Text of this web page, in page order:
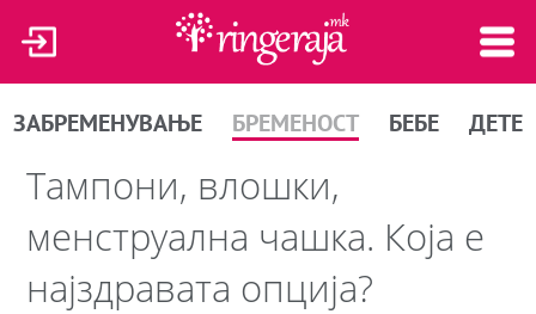
ЗАБРЕМЕНУВАЊЕ БРЕМЕНОСТ БЕБЕ ДЕТЕ
Тампони, влошки,
менструална чашка. Која е
најздравата опција?